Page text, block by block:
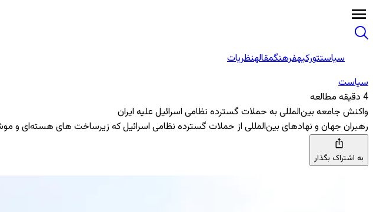
سیاستتورکیهفرهنگمقالهنظریات
سیاست
4 دقیقه مطالعه
واکنش جامعه بین‌المللی به حملات گسترده نظامی اسرائیل علیه ایران
رهبران جهان و نهادهای بین‌المللی از حملات گسترده نظامی اسرائیل که زیرساخت ‌های هسته‌ای و
به اشتراک بگذار